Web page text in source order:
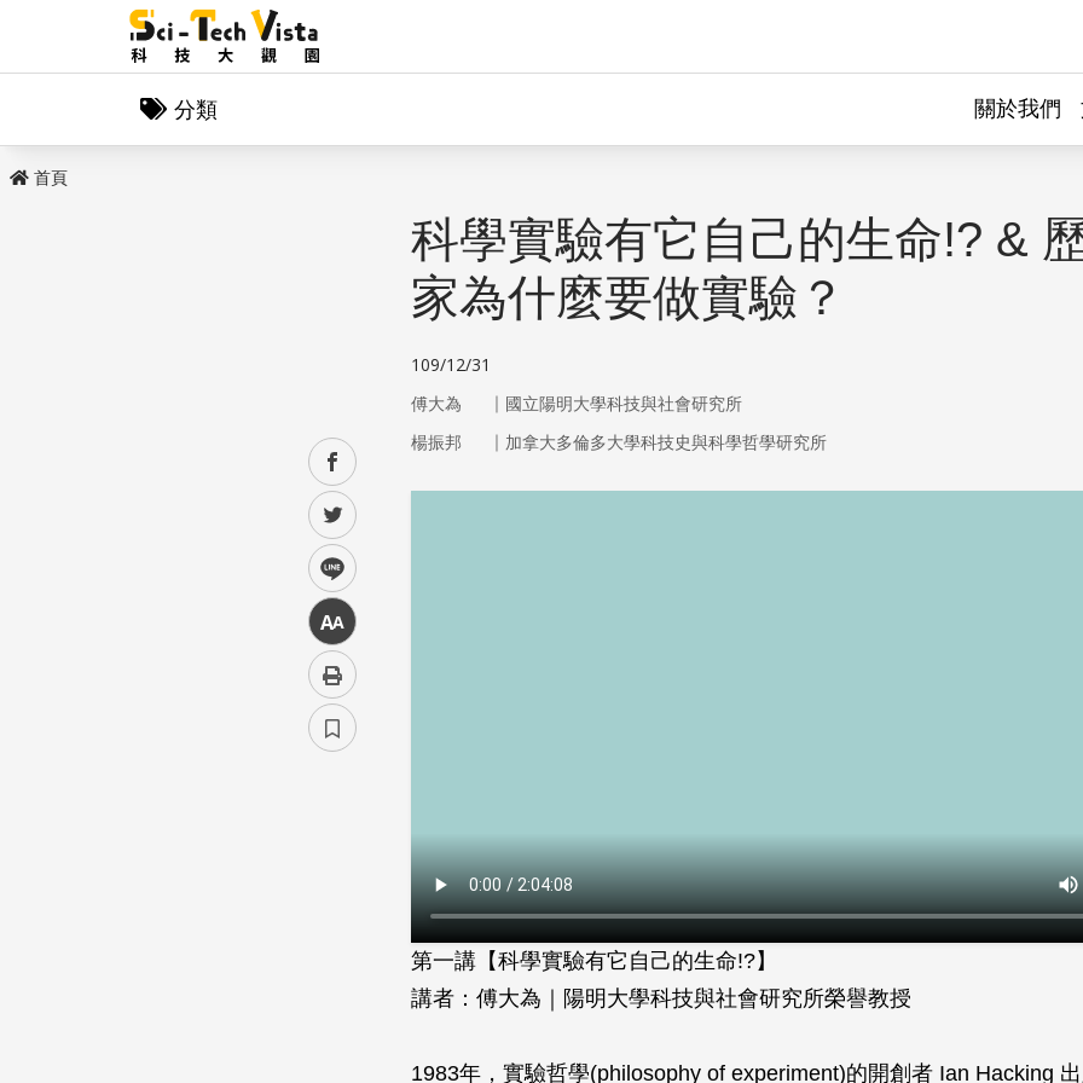
分類 關於我們
首頁
facebook
twitter
line
中
科學實驗有它自己的生命!? &
家為什麼要做實驗？
109/12/31
傅大為 ｜ 國立陽明大學科技與社會研究所
楊振邦
｜ 加拿大多倫多大學科技史與科學哲學研究所
第一講【科學實驗有它自己的生命!?】
講者：傅大為｜陽明大學科技與社會研究所榮譽教授
1983年，實驗哲學(philosophy of experiment)的開創者 Ian Hacking